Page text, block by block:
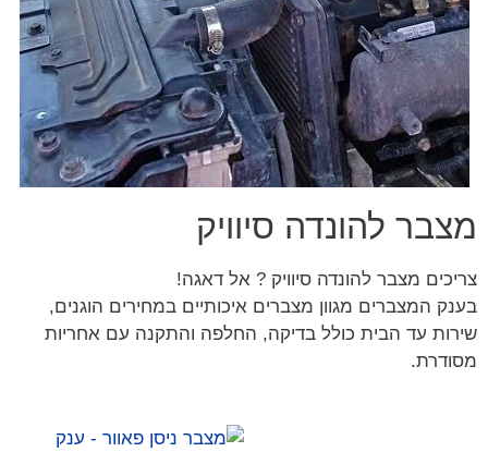
מצבר להונדה סיוויק
צריכים מצבר להונדה סיוויק ? אל דאגה!
בענק המצברים מגוון מצברים איכותיים במחירים הוגנים,
שירות עד הבית כולל בדיקה, החלפה והתקנה עם אחריות
מסודרת.